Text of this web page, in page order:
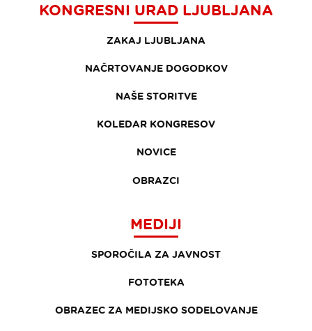
KONGRESNI URAD LJUBLJANA
ZAKAJ LJUBLJANA
NAČRTOVANJE DOGODKOV
NAŠE STORITVE
KOLEDAR KONGRESOV
NOVICE
OBRAZCI
MEDIJI
SPOROČILA ZA JAVNOST
FOTOTEKA
OBRAZEC ZA MEDIJSKO SODELOVANJE